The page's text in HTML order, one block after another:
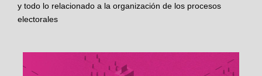
y todo lo relacionado a la organización de los procesos
electorales